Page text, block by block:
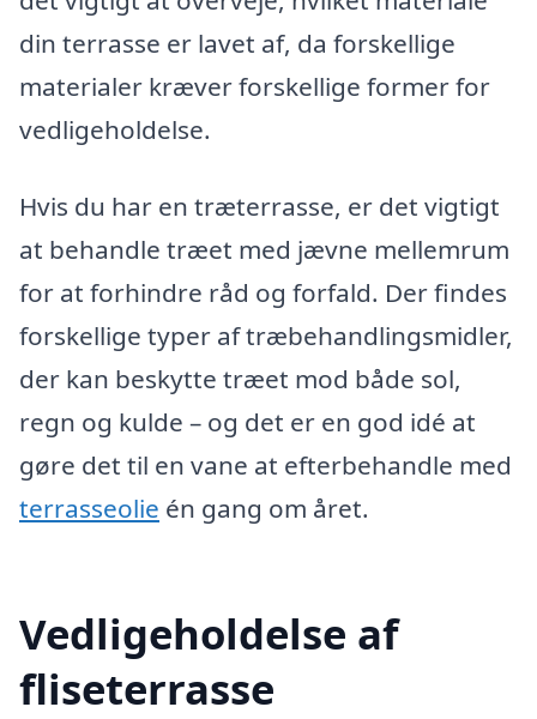
din terrasse er lavet af, da forskellige
materialer kræver forskellige former for
vedligeholdelse.
Hvis du har en træterrasse, er det vigtigt
at behandle træet med jævne mellemrum
for at forhindre råd og forfald. Der findes
forskellige typer af træbehandlingsmidler,
der kan beskytte træet mod både sol,
regn og kulde – og det er en god idé at
gøre det til en vane at efterbehandle med
terrasseolie én gang om året.
Vedligeholdelse af
fliseterrasse